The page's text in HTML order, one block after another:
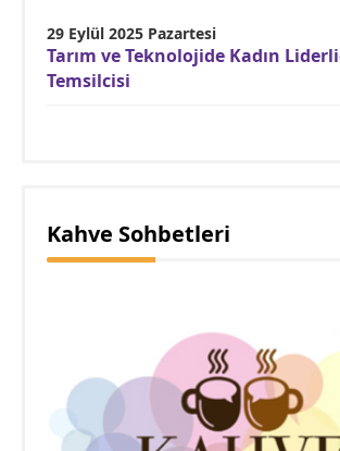
29 Eylül 2025 Pazartesi
Tarım ve Teknolojide Kadın
Temsilcisi
Kahve Sohbetleri